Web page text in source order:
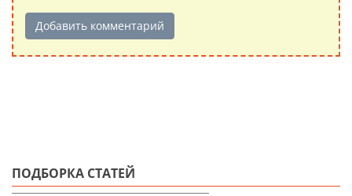
Добавить комментарий
ПОДБОРКА СТАТЕЙ